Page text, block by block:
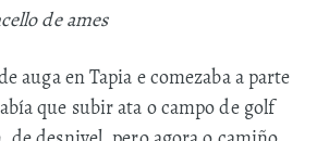
de ames
auga en Tapia e comezaba a parte
que subir ata o campo de golf